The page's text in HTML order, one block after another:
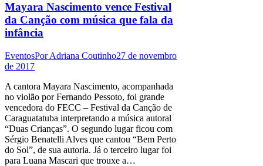
Mayara Nascimento vence Festival
da Canção com música que fala da
infância
EventosPorAdriana Coutinho27 de novembro
de 2017
A cantora Mayara Nascimento, acompanhada
no violão por Fernando Pessoto, foi grande
vencedora do FECC – Festival da Canção de
Caraguatatuba interpretando a música autoral
“Duas Crianças”. O segundo lugar ficou com
Sérgio Benatelli Alves que cantou “Bem Perto
do Sol”, de sua autoria. Já o terceiro lugar foi
para Luana Mascari que trouxe a…